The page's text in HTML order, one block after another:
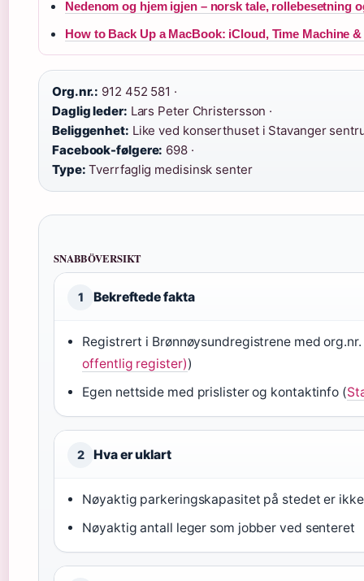
Nedenom og hjem igjen – norsk tale, rollebesetning
How to Back Up a MacBook: iCloud, Time Machine
Org.nr.: 912 452 581 ·
Daglig leder: Lars Peter Christersson ·
Beliggenhet: Like ved konserthuset i Stavanger
Facebook-følgere: 698 ·
Type: Tverrfaglig medisinsk senter
SNABBÖVERSIKT
1 Bekreftede fakta
Registrert i Brønnøysundregistrene med org.nr.
offentlig register))
Egen nettside med prislister og kontaktinfo (
2 Hva er uklart
Nøyaktig parkeringskapasitet på stedet er
Nøyaktig antall leger som jobber ved senteret